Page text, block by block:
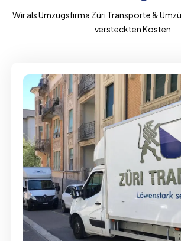
Wir als Umzugsfirma Züri Transporte &
versteckten Kosten